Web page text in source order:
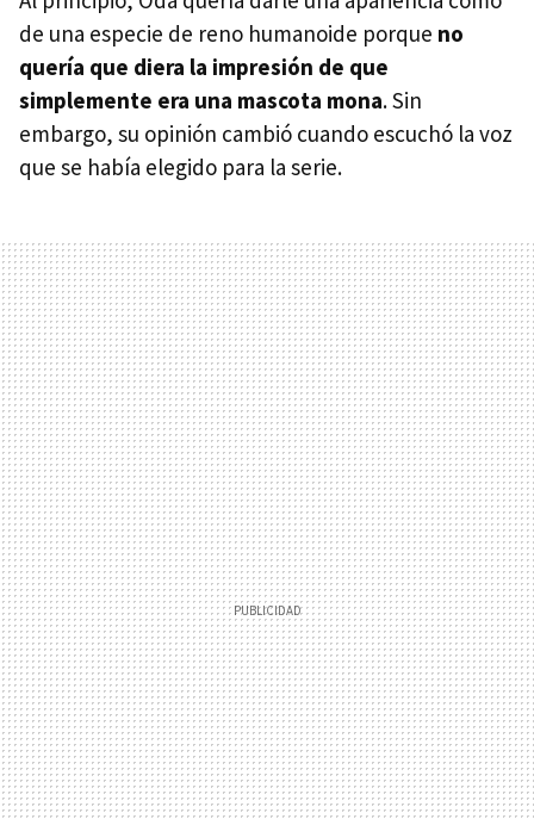
de una especie de reno humanoide porque no
quería que diera la impresión de que
simplemente era una mascota mona. Sin
embargo, su opinión cambió cuando escuchó la voz
que se había elegido para la serie.